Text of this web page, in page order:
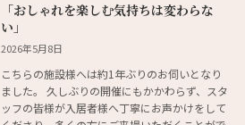
「おしゃれを楽しむ気持ちは変わらな
い」
2026年5月8日
こちらの施設様へは約1年ぶりのお伺いとなり
ました。 久しぶりの開催にもかかわらず、スタ
ッフの皆様が入居者様へ丁寧にお声かけをして